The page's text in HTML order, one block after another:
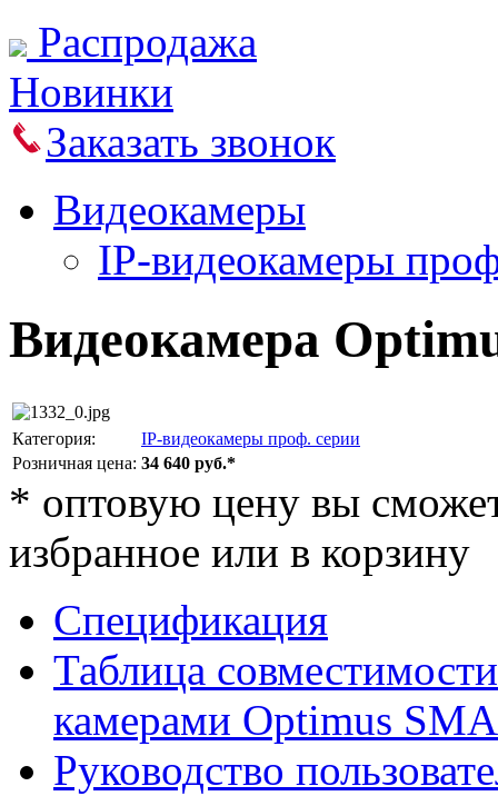
Распродажа
Новинки
Заказать звонок
Видеокамеры
IP-видеокамеры
Видеокамера
Категория:
IP-видеокамеры проф. серии
Розничная цена: 34 640 руб.*
* оптовую цену вы
избранное или в корзину
Спецификация
Таблица
камерами Optimus
Руководство